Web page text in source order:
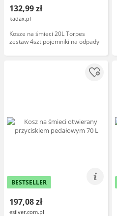
132,99 zł
kadax.pl
Kosze na śmieci 20L Torpes
zestaw 4szt pojemniki na odpady
BESTSELLER
197,08 zł
esilver.com.pl